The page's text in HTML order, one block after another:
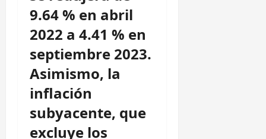
9.64 % en abril
2022 a 4.41 % en
septiembre 2023.
Asimismo, la
inflación
subyacente, que
excluye los